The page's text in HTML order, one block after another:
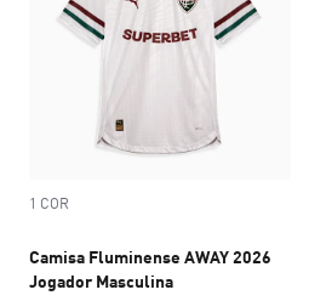
1 COR
Camisa Fluminense AWAY 2026
Jogador Masculina